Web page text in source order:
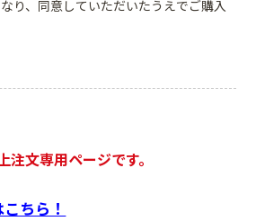
り、同意していただいたうえでご購入
文専用ページです。
ちら！